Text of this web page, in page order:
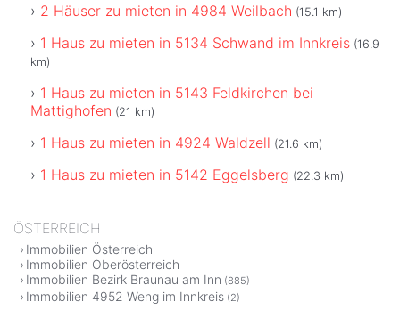
2 Häuser zu mieten in 4984 Weilbach (15.1 km)
1 Haus zu mieten in 5134 Schwand im Innkreis (16.9
km)
1 Haus zu mieten in 5143 Feldkirchen bei
Mattighofen (21 km)
1 Haus zu mieten in 4924 Waldzell (21.6 km)
1 Haus zu mieten in 5142 Eggelsberg (22.3 km)
ÖSTERREICH
Immobilien Österreich
Immobilien Oberösterreich
Immobilien Bezirk Braunau am Inn (885)
Immobilien 4952 Weng im Innkreis (2)